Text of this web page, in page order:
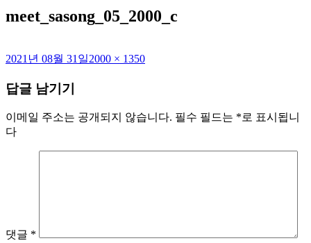
meet_sasong_05_2000_c
작
일
2021년 08월 31일전
2000 × 1350
답글 남기기
이메일 주소는 공개되지 않습니다. 필수 필드는 *로 표시됩니
다
댓글 *